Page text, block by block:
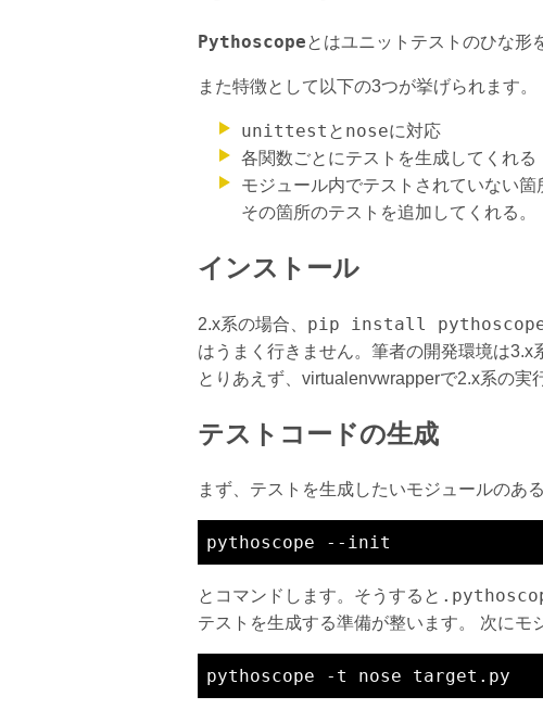
Pythoscopeとはユニットテストのひな形
また特徴として以下の3つが挙げられます。
unittest と noseに対応
各関数ごとにテストを生成してくれる
モジュール内でテストされていない箇
その箇所のテストを追加してくれる。
インストール
2.x系の場合、 pip install
はうまく行きません。筆者の開発環境は3.x
とりあえず、virtualenvwrapperで2.x系の実
テストコードの生成
まず、テストを生成したいモジュールのあ
とコマンドします。そうすると
テストを生成する準備が整います。 次にモ